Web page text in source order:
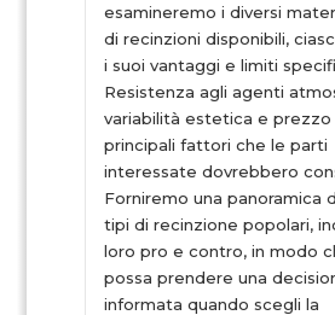
esamineremo i diversi
di recinzioni disponibili,
i suoi vantaggi e limiti
Resistenza agli agenti
variabilità estetica e prezzo
principali fattori che le parti
interessate dovrebbero
Forniremo una panoramica
tipi di recinzione popolari,
loro pro e contro, in modo
possa prendere una
informata quando scegli la